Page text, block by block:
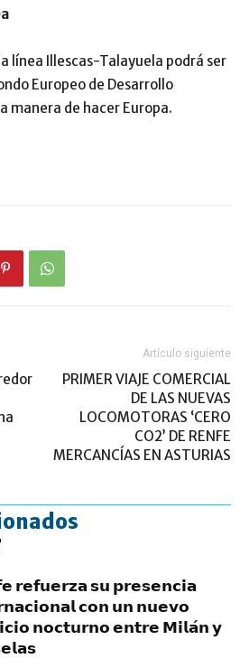
línea Illescas-Talayuela podrá ser
Europeo de Desarrollo
manera de hacer Europa.
Artículo siguiente
PRIMER VIAJE COMERCIAL
DE LAS NUEVAS
LOCOMOTORAS ‘CERO
CO2’ DE RENFE
MERCANCÍAS EN ASTURIAS
𝗿𝗲𝗳𝘂𝗲𝗿𝘇𝗮 𝘀𝘂 𝗽𝗿𝗲𝘀𝗲𝗻𝗰𝗶𝗮
𝗰𝗼𝗻 𝘂𝗻 𝗻𝘂𝗲𝘃𝗼
𝗻𝗼𝗰𝘁𝘂𝗿𝗻𝗼 𝗲𝗻𝘁𝗿𝗲 𝗠𝗶𝗹𝗮́𝗻 𝘆